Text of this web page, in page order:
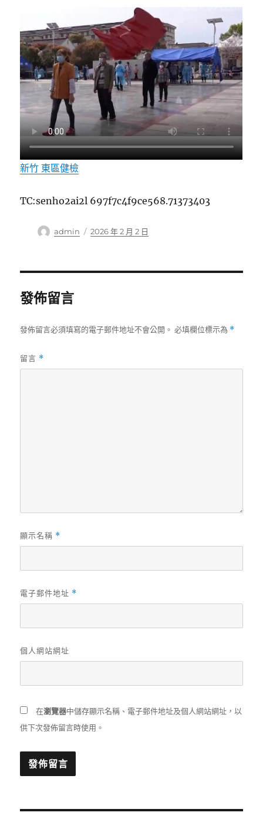
新竹 東區健檢
TC:senho2ai2l 697f7c4f9ce568.71373403
作
admin
發
2026 年 2 月 2 日
發佈留言
發佈留言必須填寫的電子郵件地址不會公開。 必填欄位標示為 *
留言 *
顯示名稱 *
電子郵件地址 *
個人網站網址
在瀏覽器中儲存顯示名稱、電子郵件地址及個人網站網址，以
供下次發佈留言時使用。